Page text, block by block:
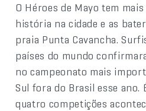
O Héroes de Mayo tem
história na cidade e as
praia Punta Cavancha.
países do mundo
no campeonato mais
Sul fora do Brasil esse ano.
quatro competições